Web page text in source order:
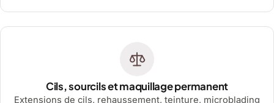
Cils, sourcils et maquillage permanent
Extensions de cils, rehaussement, teinture, microblading